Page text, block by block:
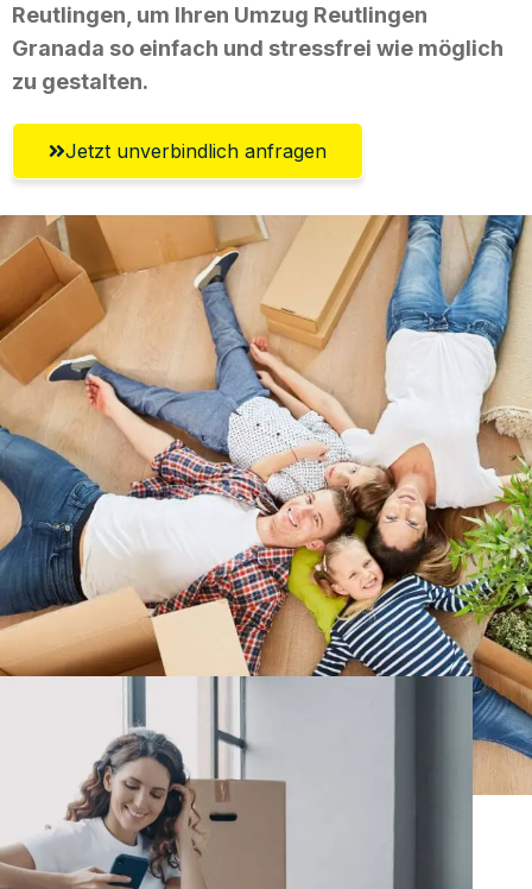
Reutlingen, um Ihren Umzug Reutlingen
Granada so einfach und stressfrei wie möglich
zu gestalten.
Jetzt unverbindlich anfragen